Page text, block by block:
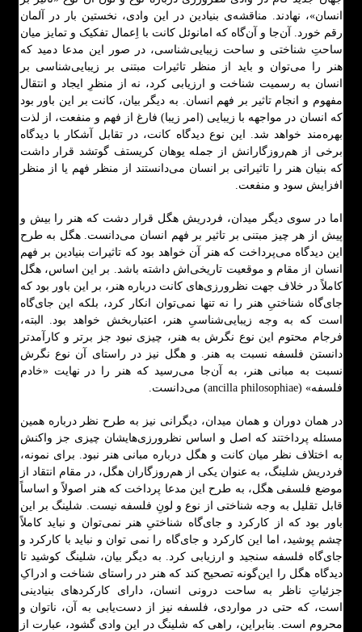
انسان»، نهادند. مناقشه‌ی بنیادین در این وادی، نخستین بار در آلمان
رقم خورد. آن‌جا و آن‌گاه که امانوئل کانت با اِعمال تفکیک و تمایز میان
ساحتِ شناختی و ساحت زیبایی‌شناسی، در صور این مدعا دمید که
هنر را می‌توان و باید از منظر تاثیرات مبتنی بر زیبایی‌شناسی بر
انسان به رسمیت شناخت و ارزیابی کرد، نه از منظرِ ایجاد و انتقال
مفهوم و انجام تاثیر بر فهم انسان. به دیگر بیان، کانت بر این باور بود
که انسان در مواجهه با زیبایی (امر زیبا) فارغ از فهم و منفعت، از لذت
بهره‌مند خواهد شد. این نوع دیدگاه کانت، در تقابل آشکار با دیدگاه
برخی از هم‌روزگارانش از جمله یوهان کریستف گوتشد قرار داشت
که بنیان هنر را تاثیراتی بر انسان می‌دانستند از منظر فهم یا از منظر
افزایش سود و منفعت.
اما در سوی دیگر میدان، فردریش هگل قرار دشت که هنر را بیش و
پیش از هر چیز مبتنی بر تاثیر بر فهم انسان می‌دانست. هگل به طرح
این دیدگاه می‌پرداخت که هنر آن خواهد بود که تاثیرات بنیادین بر فهم
انسان از مقام و موقعیت تاریخی‌اش داشته باشد. بر این اساس، هگل
کاملاً در خلاف جهت نظرورزی‌های کانت درباره هنر، بر این باور بود که
جای‌گاه شناختیِ هنر را نه تنها نمی‌توان انکار کرد، بلکه این جای‌گاه
است که به وجه زیبایی‌شناسیِ هنر، اعتباربخش خواهد بود. البته،
فرجام محتوم این نوع نگرش به هنر، چیزی نبود جز برتر و کارآمدتر
دانستن فلسفه نسبت به هنر. و هگل نیز در راستای آن نوع نگرش
نسبت به مبانی هنر، به آن‌جا می‌رسید که هنر را در نهایت «خادم
فلسفه» (ancilla philosophiae) می‌دانست.
در همان دوران و همان میدان، دیگرانی نیز به طرح نظر درباره همین
مسئله پرداختند که اصل و اساس نظرورزی‌هایشان چیزی جز واکنش
به اختلاف نظر میان کانت و هگل درباره مبانی هنر نبود. برای نمونه،
فردریش شلینگ، به عنوان یکی از هم‌روزگاران هگل، در مقام انتقاد از
موضع فلسفی هگل، به طرح این مدعا پرداخت که هنر اصولاً و اساساً
قابل تقلیل به وجه شناختی از نوع و لونِ فلسفه نیست. شلینگ بر این
باور بود که از کارکرد و جای‌گاه شناختیِ هنر نمی‌توان و نباید کاملاً
چشم پوشید، اما این کارکرد و جای‌گاه را نمی توان و نباید با کارکرد و
جای‌گاه فلسفه سنجید و ارزیابی کرد. به دیگر بیان، شلینگ کوشید تا
دیدگاه هگل را این‌گونه تصحیح کند که هنر در راستای شناخت و ادراکِ
جزئیاتِ ناظر به ساحت درونی انسان، دارای کارکردهای بنیادینی
است، که حتی در مواردی، فلسفه نیز از دست‌یابی به آن، ناتوان و
محروم است. بنابراین، راهی که شلینگ در این وادی گشود، عبارت از